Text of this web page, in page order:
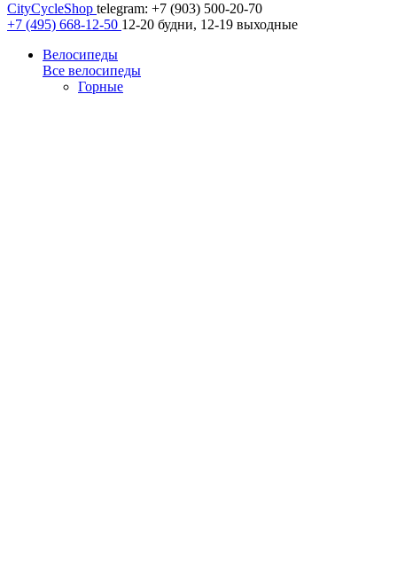
CityCycleShop telegram: +7 (903) 500-20-70
+7 (495) 668-12-50 12-20 будни, 12-19 выходные
Велосипеды
Все велосипеды
Горные